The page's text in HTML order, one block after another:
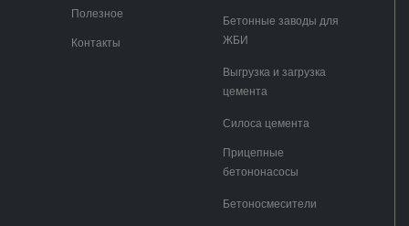
Полезное
Контакты
Бетонные заводы для
ЖБИ
Выгрузка и загрузка
цемента
Силоса цемента
Прицепные
бетононасосы
Бетоносмесители